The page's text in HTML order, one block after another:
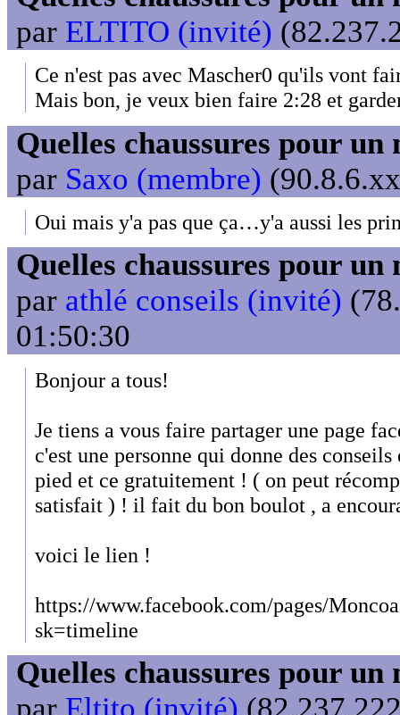
par ELTITO (invité)
Ce n'est pas avec Mascher0 qu'ils vont
Mais bon, je veux bien faire 2:28 et
Quelles chaussures pour
par Saxo (membre)
Oui mais y'a pas que ça…y'a aussi les
Quelles chaussures pour
par athlé conseils (invité)
01:50:30
Bonjour a tous!
Je tiens a vous faire partager une page
c'est une personne qui donne des
pied et ce gratuitement ! ( on peut
satisfait ) ! il fait du bon boulot , a
voici le lien !
https://www.facebook.com/pages/
sk=timeline
Quelles chaussures pour